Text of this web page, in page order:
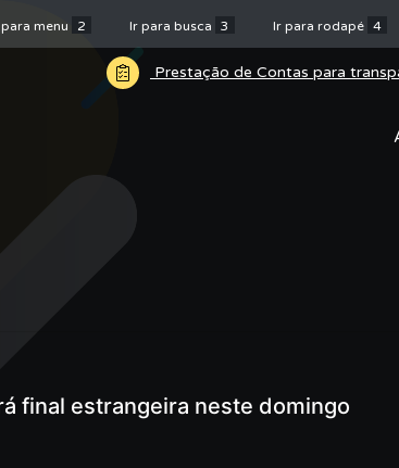
menu 2 Ir para busca 3 Ir para rodapé 4
Prestação de Contas para
final estrangeira neste domingo